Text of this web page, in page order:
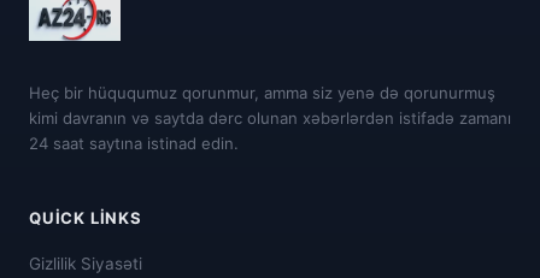
Heç bir hüququmuz qorunmur, amma siz yenə də qorunurmuş
kimi davranın və saytda dərc olunan xəbərlərdən istifadə zamanı
24 saat saytına istinad edin.
QUICK LINKS
Gizlilik Siyasəti